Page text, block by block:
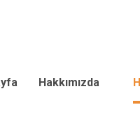
Hakkımızda